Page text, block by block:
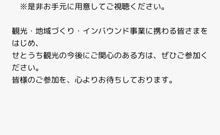
※是非お手元に用意してご視聴ください。
観光・地域づくり・インバウンド事業に携わる皆さまを
はじめ、
せとうち観光の今後にご関心のある方は、ぜひご参加く
ださい。
皆様のご参加を、心よりお待ちしております。